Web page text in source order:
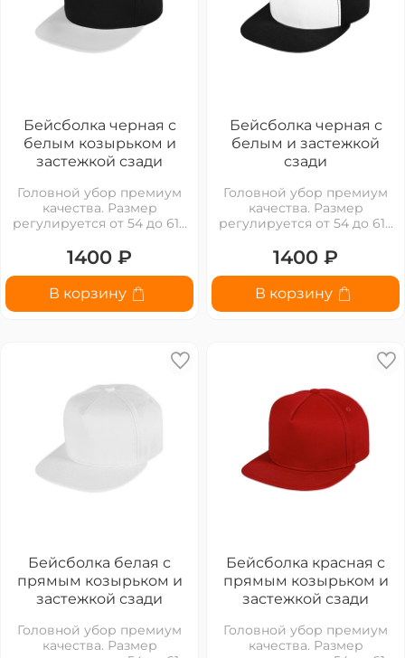
Бейсболка черная с
белым козырьком и
застежкой сзади
Головной убор премиум
качества. Размер
регулируется от 54 до 61...
1400 ₽
В корзину
Бейсболка черная с
белым и застежкой
сзади
Головной убор премиум
качества. Размер
регулируется от 54 до 61...
1400 ₽
В корзину
Бейсболка белая с
прямым козырьком и
застежкой сзади
Головной убор премиум
качества. Размер
Бейсболка красная с
прямым козырьком и
застежкой сзади
Головной убор премиум
качества. Размер